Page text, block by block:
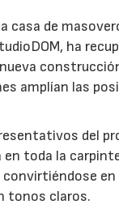
casa de
ha
amplían las
del
en toda la
tonos claros.